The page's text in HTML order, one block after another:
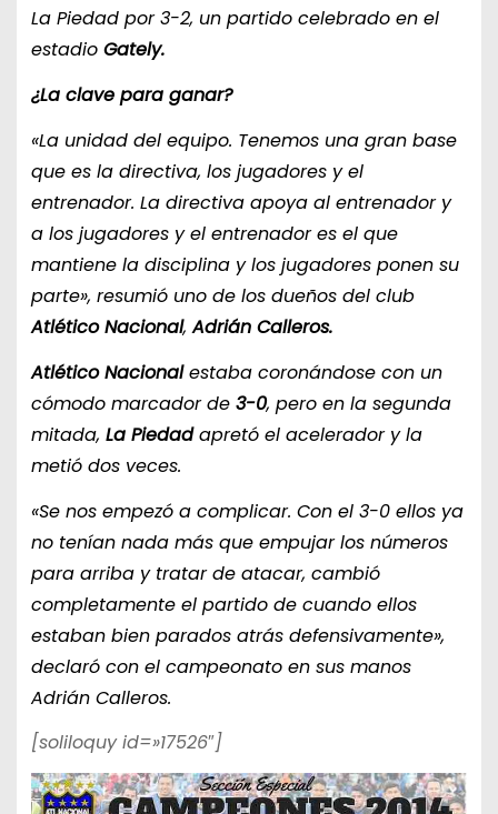
La Piedad por 3-2, un partido celebrado en el
estadio Gately.
¿La clave para ganar?
«La unidad del equipo. Tenemos una gran base
que es la directiva, los jugadores y el
entrenador. La directiva apoya al entrenador y
a los jugadores y el entrenador es el que
mantiene la disciplina y los jugadores ponen su
parte», resumió uno de los dueños del club
Atlético Nacional,Adrián Calleros.
Atlético Nacionalestaba coronándose con un
cómodo marcador de 3-0, pero en la segunda
mitada, La Piedadapretó el acelerador y la
metió dos veces.
«Se nos empezó a complicar. Con el 3-0 ellos ya
no tenían nada más que empujar los números
para arriba y tratar de atacar, cambió
completamente el partido de cuando ellos
estaban bien parados atrás defensivamente»,
declaró con el campeonato en sus manos
Adrián Calleros.
[soliloquy id=»17526″]